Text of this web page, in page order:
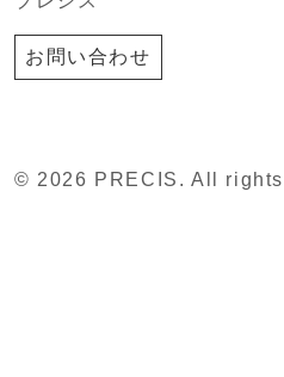
お問い合わせ
© 2026 PRECIS. All